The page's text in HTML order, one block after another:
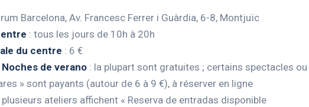
Barcelona, Av. Francesc Ferrer i Guàrdia, 6-8, Montjuïc
: tous les jours de 10h à 20h
du centre : 6 €
de verano : la plupart sont gratuites ; certains spectacles ou
» sont payants (autour de 6 à 9 €), à réserver en ligne
plusieurs ateliers affichent « Reserva de entradas disponible